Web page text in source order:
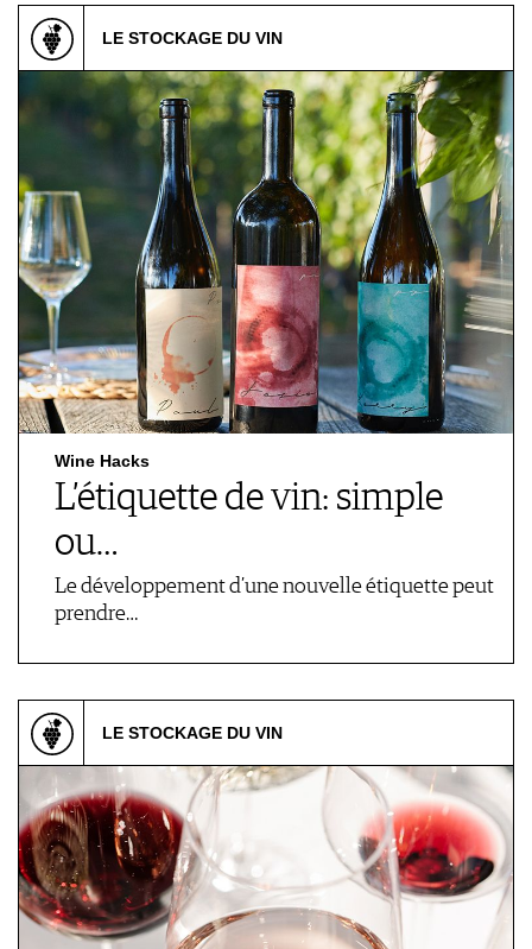
LE STOCKAGE DU VIN
Wine Hacks
L’étiquette de vin: simple
ou…
Le développement d’une nouvelle étiquette peut
prendre…
LE STOCKAGE DU VIN